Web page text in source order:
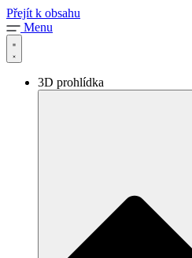
Přejít k obsahu
Menu
3D prohlídka